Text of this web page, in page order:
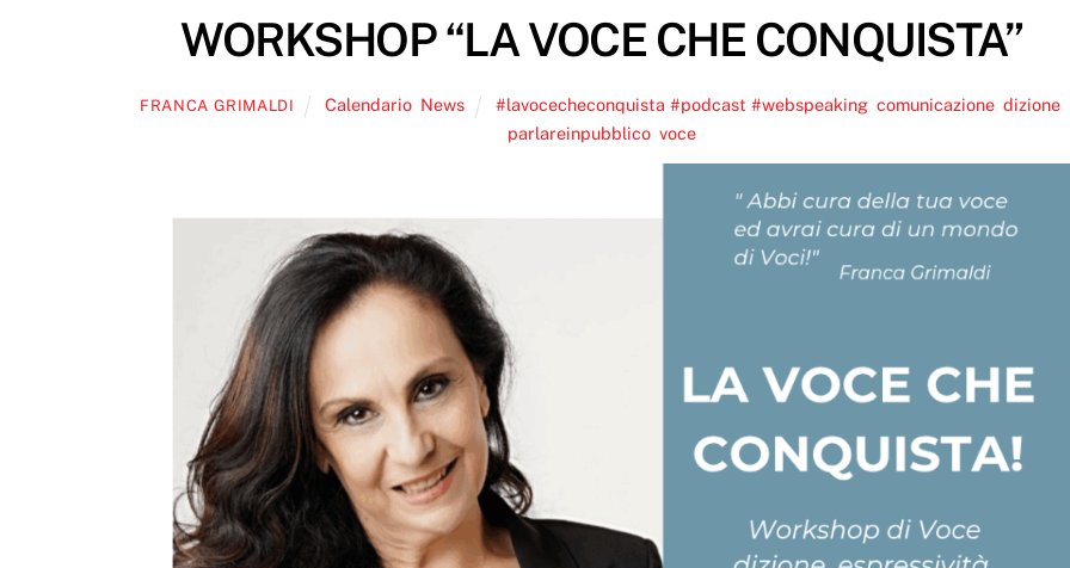
WORKSHOP “LA VOCE CHE CONQUISTA”
FRANCA GRIMALDI Calendario News #lavocecheconquista #podcast #webspeaking, comunicazione, dizione,
parlareinpubblico, voce